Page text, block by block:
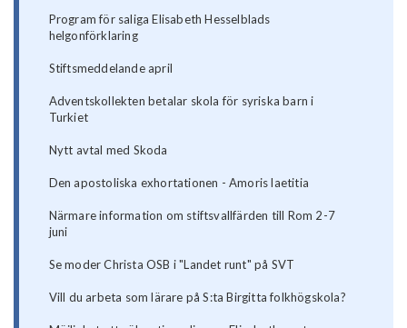
Program för saliga Elisabeth Hesselblads
helgonförklaring
Stiftsmeddelande april
Adventskollekten betalar skola för syriska barn i
Turkiet
Nytt avtal med Skoda
Den apostoliska exhortationen - Amoris laetitia
Närmare information om stiftsvallfärden till Rom 2-7
juni
Se moder Christa OSB i "Landet runt" på SVT
Vill du arbeta som lärare på S:ta Birgitta folkhögskola?